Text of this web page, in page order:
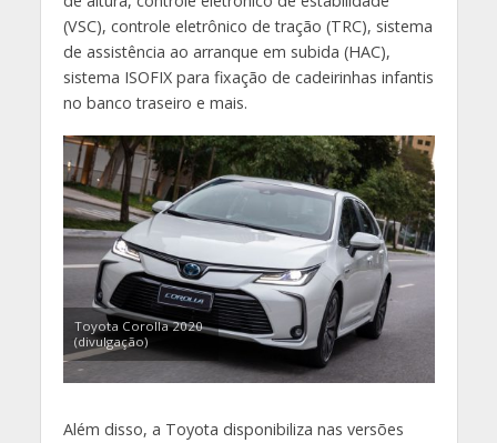
(VSC), controle eletrônico de tração (TRC), sistema
de assistência ao arranque em subida (HAC),
sistema ISOFIX para fixação de cadeirinhas infantis
no banco traseiro e mais.
Toyota Corolla 2020
(divulgação)
Além disso, a Toyota disponibiliza nas versões